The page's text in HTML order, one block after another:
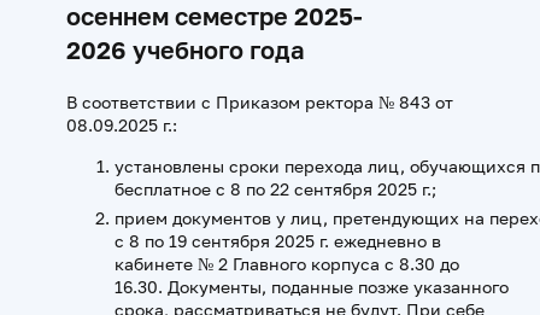
осеннем семестре 2025-
2026 учебного года
В соответствии с Приказом ректора № 843 от
08.09.2025 г.:
установлены сроки перехода лиц, обучающихся
бесплатное с 8 по 22 сентября 2025 г.;
прием документов у лиц, претендующих на
с 8 по 19 сентября 2025 г. ежедневно в
кабинете № 2 Главного корпуса с 8.30 до
16.30. Документы, поданные позже указанного
срока, рассматриваться не будут. При себе